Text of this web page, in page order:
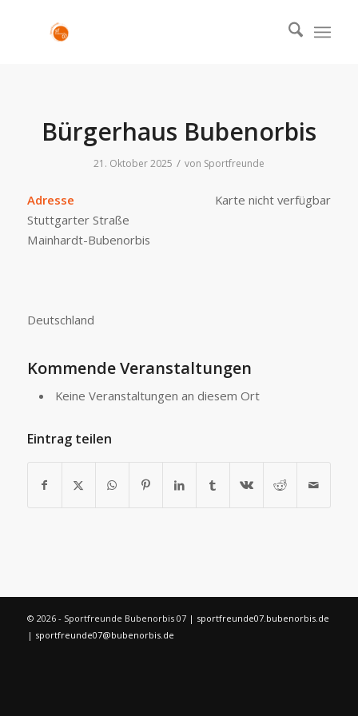
Bürgerhaus Bubenorbis
21. Oktober 2025 / von Sportfreunde
Karte nicht verfügbar
Adresse
Stuttgarter Straße
Mainhardt-Bubenorbis
Deutschland
Kommende Veranstaltungen
Keine Veranstaltungen an diesem Ort
Eintrag teilen
© 2026 - Sportfreunde Bubenorbis 07 | sportfreunde07.bubenorbis.de
| sportfreunde07@bubenorbis.de